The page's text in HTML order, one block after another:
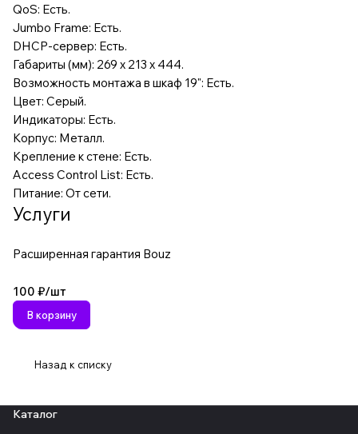
QoS: Есть.
Jumbo Frame: Есть.
DHCP-сервер: Есть.
Габариты (мм): 269 x 213 x 444.
Возможность монтажа в шкаф 19": Есть.
Цвет: Серый.
Индикаторы: Есть.
Корпус: Металл.
Крепление к стене: Есть.
Access Control List: Есть.
Питание: От сети.
Услуги
Расширенная гарантия Bouz
100 ₽/шт
В корзину
Назад к списку
Каталог